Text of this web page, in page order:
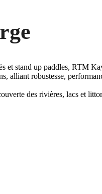
et stand up paddles, RTM
alliant robustesse,
des rivières, lacs et